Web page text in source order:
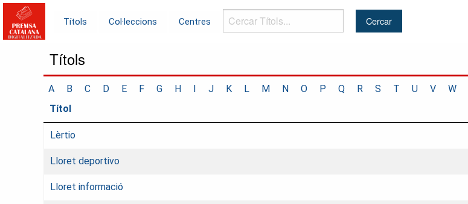
Títols Col·leccions Centres
Cercar
Títols...
Títols
A B C D E F G H I J K L M N O P Q R S T U V W
Títol
Lèrtio
Lloret deportivo
Lloret informació